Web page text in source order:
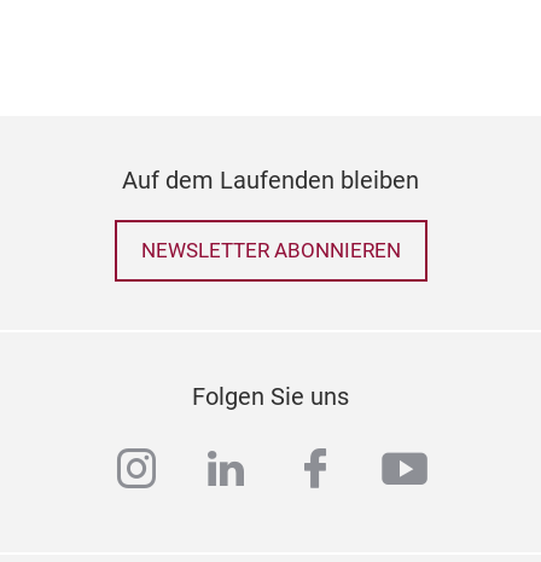
Auf dem Laufenden bleiben
NEWSLETTER ABONNIEREN
Folgen Sie uns
instagram
linkedinfacebook